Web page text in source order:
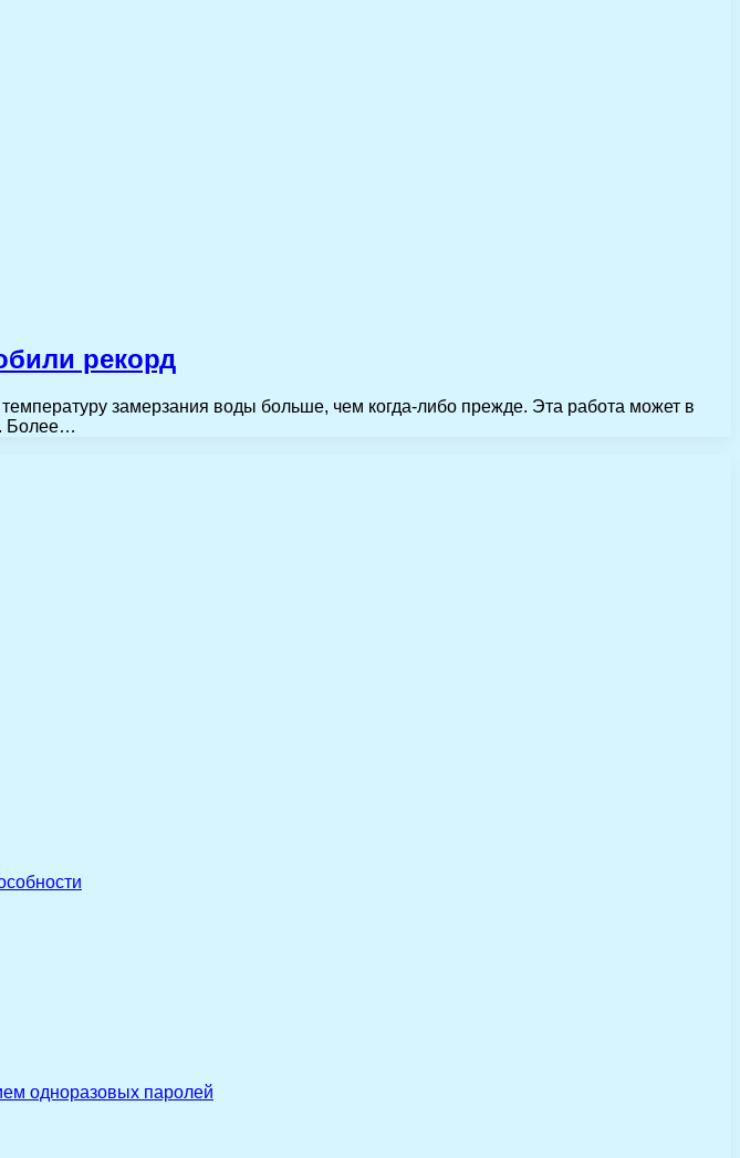
рекорд
замерзания воды больше, чем когда-либо прежде. Эта работа может в
Более…
одноразовых паролей